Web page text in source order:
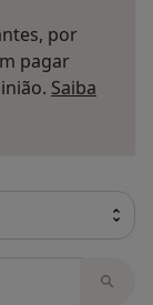
por
pagar
Saiba